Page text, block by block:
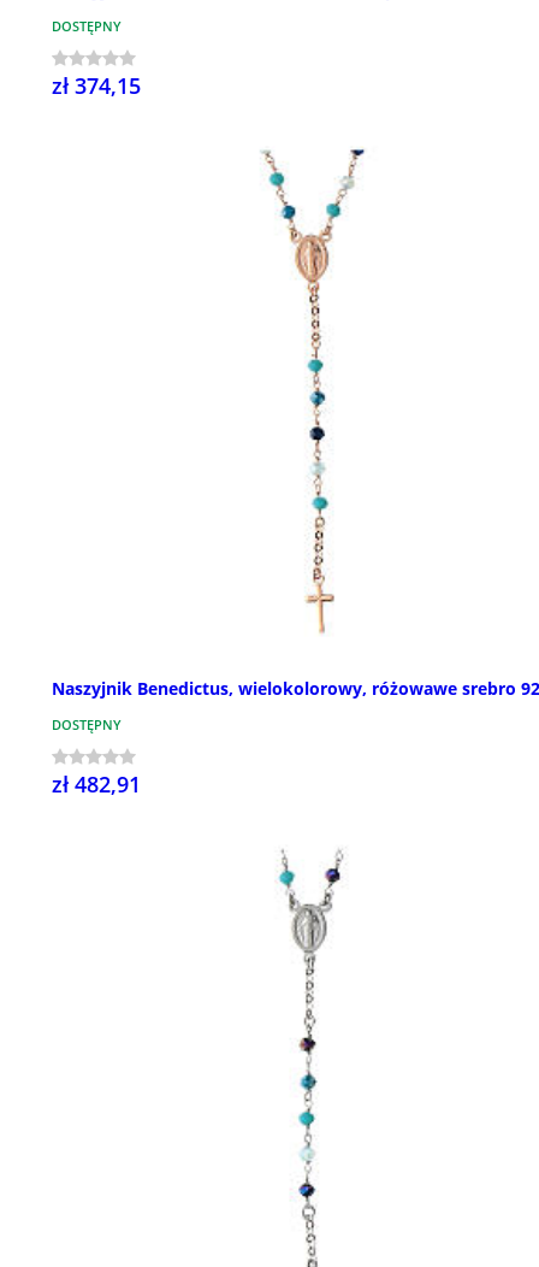
DOSTĘPNY
zł 374,15
Naszyjnik Benedictus, wielokolorowy, różowawe srebro
DOSTĘPNY
zł 482,91